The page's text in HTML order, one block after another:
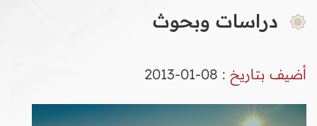
دراسات وبحوث
أضيف بتاريخ : 08-01-2013